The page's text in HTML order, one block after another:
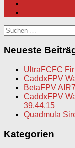
Suchen
nach:
Neueste
UltraFCFC
CaddxFPV
BetaFPV
CaddxFPV
39.44.15
Quadmula
Kategorien